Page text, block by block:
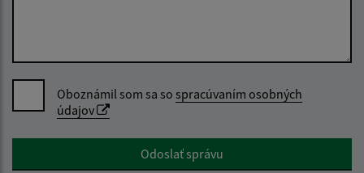
Oboznámil som sa so spracúvaním osobných
údajov
Google reCaptcha ResponseOdoslať správu